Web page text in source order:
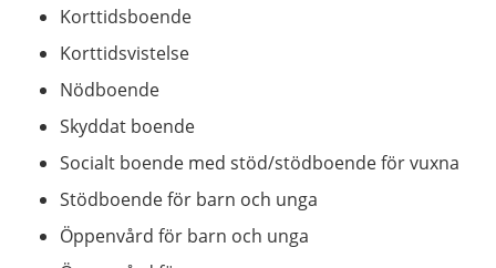
Korttidsboende
Korttidsvistelse
Nödboende
Skyddat boende
Socialt boende med stöd/stödboende för vuxna
Stödboende för barn och unga
Öppenvård för barn och unga